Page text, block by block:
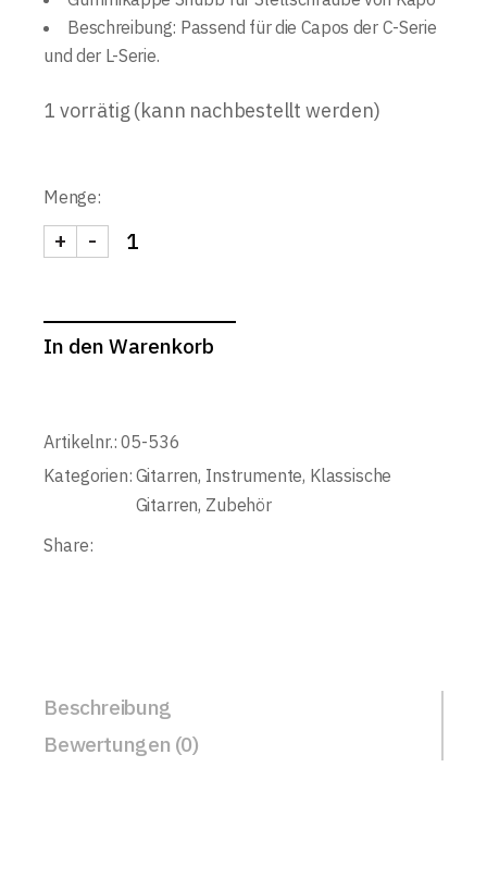
Beschreibung: Passend für die Capos der C-​Serie
und der L-​Serie.
1 vorrätig (kann nachbestellt werden)
Menge:
Shubb Capo Ersatz Gummikappe quantity
-
+
In den Warenkorb
Artikelnr.: 05-536
Kategorien: Gitarren, Instrumente, Klassische
Gitarren, Zubehör
Share:
Beschreibung
Bewertungen (0)